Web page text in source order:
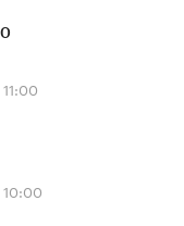
10:00